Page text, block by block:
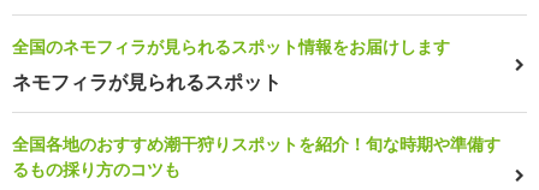
全国のネモフィラが見られるスポット情報をお届けします
ネモフィラが見られるスポット
全国各地のおすすめ潮干狩りスポットを紹介！旬な時期や準備す
るもの採り方のコツも